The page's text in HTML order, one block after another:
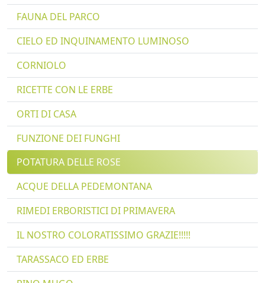
FAUNA DEL PARCO
CIELO ED INQUINAMENTO LUMINOSO
CORNIOLO
RICETTE CON LE ERBE
ORTI DI CASA
FUNZIONE DEI FUNGHI
POTATURA DELLE ROSE
ACQUE DELLA PEDEMONTANA
RIMEDI ERBORISTICI DI PRIMAVERA
IL NOSTRO COLORATISSIMO GRAZIE!!!!!
TARASSACO ED ERBE